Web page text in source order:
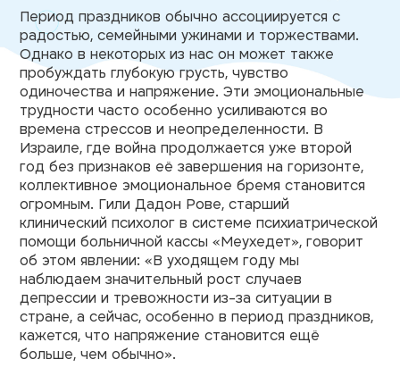
Период праздников обычно ассоциируется с
радостью, семейными ужинами и торжествами.
Однако в некоторых из нас он может также
пробуждать глубокую грусть, чувство
одиночества и напряжение. Эти эмоциональные
трудности часто особенно усиливаются во
времена стрессов и неопределенности. В
Израиле, где война продолжается уже второй
год без признаков её завершения на горизонте,
коллективное эмоциональное бремя становится
огромным. Гили Дадон Рове, старший
клинический психолог в системе психиатрической
помощи больничной кассы «Меухедет», говорит
об этом явлении: «В уходящем году мы
наблюдаем значительный рост случаев
депрессии и тревожности из-за ситуации в
стране, а сейчас, особенно в период праздников,
кажется, что напряжение становится ещё
больше, чем обычно».